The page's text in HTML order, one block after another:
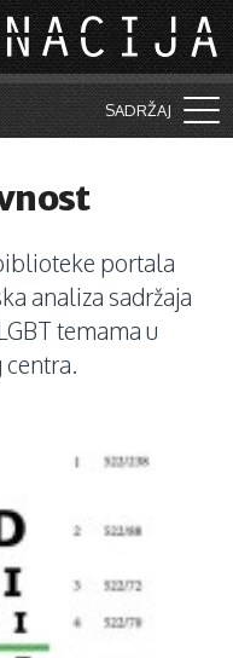
SADRŽAJ
portala
analiza sadržaja
temama u
centra.